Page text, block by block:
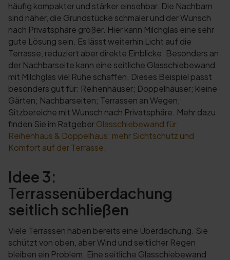
häufig kompakter und stärker einsehbar. Die Nachbarn
sind näher, die Grundstücke schmaler und der Wunsch
nach Privatsphäre größer. Hier kann Milchglas eine sehr
gute Lösung sein. Es lässt weiterhin Licht auf die
Terrasse, reduziert aber direkte Einblicke. Besonders an
der Nachbarseite kann eine seitliche Glasschiebewand
mit Milchglas viel Ruhe schaffen. Dieses Beispiel passt
besonders gut für: Reihenhäuser; Doppelhäuser; kleine
Gärten; Nachbarseiten; Terrassen an Wegen;
Sitzbereiche mit Wunsch nach Privatsphäre. Mehr dazu
finden Sie im RatgeberGlasschiebewand für
Reihenhaus & Doppelhaus: mehr Sichtschutz und
Komfort auf der Terrasse
Idee 3:
Terrassenüberdachung
seitlich schließen
Viele Terrassen haben bereits eine Überdachung. Sie
schützt von oben, aber Wind und seitlicher Regen
bleiben ein Problem. Eine seitliche Glasschiebewand